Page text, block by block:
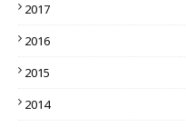
2017
2016
2015
2014